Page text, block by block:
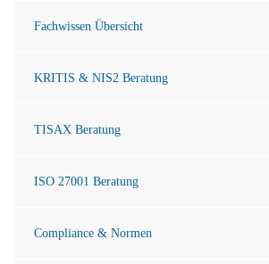
Fachwissen Übersicht
KRITIS & NIS2 Beratung
TISAX Beratung
ISO 27001 Beratung
Compliance & Normen